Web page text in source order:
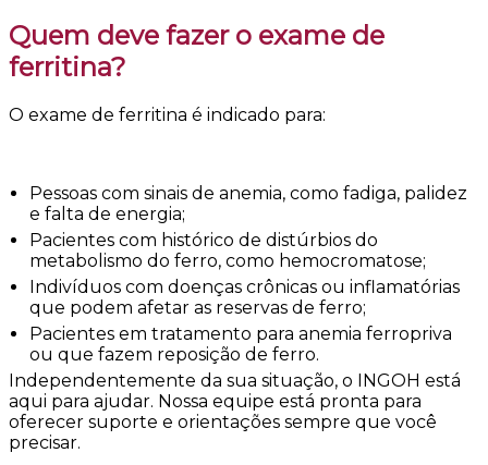
Quem deve fazer o exame de
ferritina?
O exame de ferritina é indicado para:
Pessoas com sinais de anemia, como fadiga, palidez
e falta de energia;
Pacientes com histórico de distúrbios do
metabolismo do ferro, como hemocromatose;
Indivíduos com doenças crônicas ou inflamatórias
que podem afetar as reservas de ferro;
Pacientes em tratamento para anemia ferropriva
ou que fazem reposição de ferro.
Independentemente da sua situação, o INGOH está
aqui para ajudar. Nossa equipe está pronta para
oferecer suporte e orientações sempre que você
precisar.